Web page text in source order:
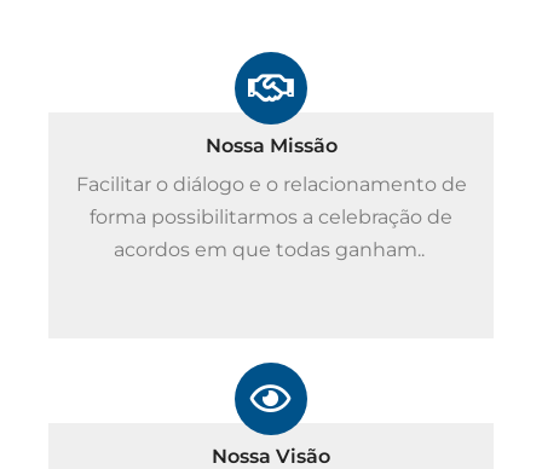
Nossa Missão
Facilitar o diálogo e o relacionamento de
forma possibilitarmos a celebração de
acordos em que todas ganham..
Nossa Visão